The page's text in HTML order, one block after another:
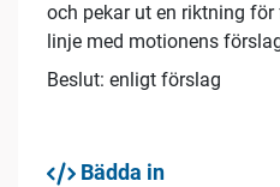
och pekar ut en riktning
linje med motionens
Beslut: enligt förslag
Bädda in